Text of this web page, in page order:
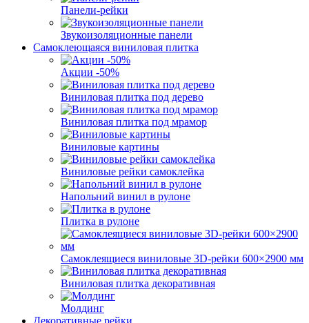
Панели-рейки
Звукоизоляционные панели
Самоклеющаяся виниловая плитка
Акции -50%
Виниловая плитка под дерево
Виниловая плитка под мрамор
Виниловые картины
Виниловые рейки самоклейка
Напольний винил в рулоне
Плитка в рулоне
Самоклеящиеся виниловые 3D‑рейки 600×2900 мм
Виниловая плитка декоративная
Молдинг
Декоративные рейки